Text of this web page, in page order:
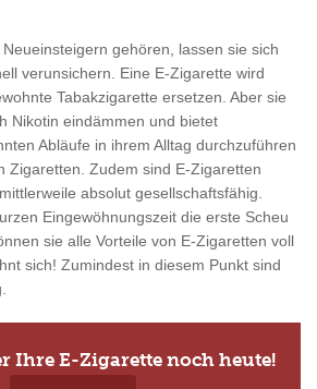
gehören, lassen sie sich
verunsichern. Eine E-Zigarette wird
Tabakzigarette ersetzen. Aber sie
Nikotin eindämmen und bietet
Abläufe in ihrem Alltag durchzuführen
Zigaretten. Zudem sind E-Zigaretten
absolut gesellschaftsfähig.
Eingewöhnungszeit die erste Scheu
sie alle Vorteile von E-Zigaretten voll
sich! Zumindest in diesem Punkt sind
Ihre E-Zigarette noch heute!